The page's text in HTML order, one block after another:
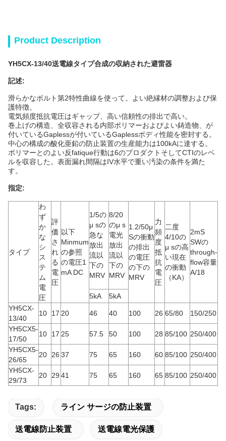
Product Description
YH5CX-13/40送電線タイプ合成の収納された避雷器
記述:
滑らかなボルト第2特性曲線を使って。よい絶縁材の調整および保
護特徴。
電気頻度抵抗電圧はギャップ、高い信頼性の排出で高い。
巻上げの構造、全収容される内部ポリマーおよびよい鋳造物、が
付いているGaplessが付いているGaplessボディ性能を密封する。
中心の構成の酸化亜鉛の防止装置の生産能力は100kAに達する。
ポリマーとのよい反fatique行動は6のプロダクトそしてCTIのレベ
ルを収容した。表面漏れ間隔はIV水平で重い汚染の条件を満た
す。
指定:
タイプ
わ
ず
か
な
シ
ス
テ
ム
電
圧
評
価
さ
れ
る
電
圧
以下
Minmum
の参照
の電圧1
mA DC
1/5の
μ sの
急な
放出
流以
下の
MRV
8/20
のμ s
電光
放出
流以
下の
MRV
1.2/50μ
Sの衝動
の排出
の電圧
の下の
MRV
力
頻
度
抵
抗
電
圧
二度
4/10の
μ sの高
い現在
の衝動
（KA）
2mS
SWの
through-
flow容量
A/18
5kA
5kA
YH5CX-
13/40
10 17 20 46 40 100 26 65/80
150/250
YH5CX5-
17/50
10 17 25 57.5 50 100 28 85/100 250/400
YH5CX5-
26/65
20 26 37 75 65 160 60 85/100 250/400
YH5CX-
29/73
20 29 41 75 65 160 65 85/100 250/400
Tags: ライン サージの防止装置
送電線防止装置 送電線電光保護